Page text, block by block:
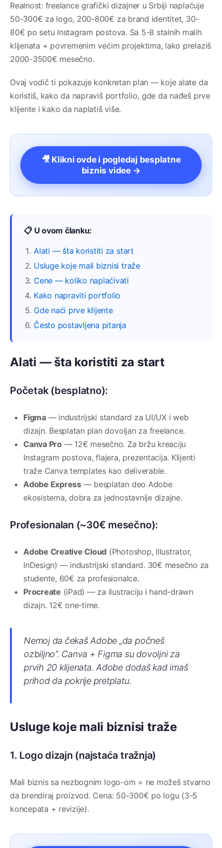
Realnost: freelance grafički dizajner u Srbiji naplaćuje
50-300€ za logo, 200-800€ za brand identitet, 30-
80€ po setu Instagram postova. Sa 5-8 stalnih malih
klijenata + povremenim većim projektima, lako prelaziš
2000-3500€ mesečno.
Ovaj vodič ti pokazuje konkretan plan — koje alate da
koristiš, kako da napraviš portfolio, gde da nađeš prve
klijente i kako da naplatiš više.
🎥 Klikni ovde i pogledaj besplatne
biznis videe →
📋 U ovom članku:
Alati — šta koristiti za start
Usluge koje mali biznisi traže
Cene — koliko naplaćivati
Kako napraviti portfolio
Gde naći prve klijente
Često postavljena pitanja
Alati — šta koristiti za start
Početak (besplatno):
Figma— industrijski standard za UI/UX i web
dizajn. Besplatan plan dovoljan za freelance.
Canva Pro — 12€ mesečno. Za bržu kreaciju
Instagram postova, flajera, prezentacija. Klijenti
traže Canva templates kao deliverable.
Adobe Express— besplatan deo Adobe
ekosistema, dobra za jednostavnije dizajne.
Profesionalan (~30€ mesečno):
Adobe Creative Cloud (Photoshop, Illustrator,
InDesign) — industrijski standard. 30€ mesečno za
studente, 60€ za profesionalce.
Procreate (iPad) — za ilustraciju i hand-drawn
dizajn. 12€ one-time.
Nemoj da čekaš Adobe „da počneš
ozbiljno”. Canva + Figma su dovoljni za
prvih 20 klijenata. Adobe dodaš kad imaš
prihod da pokrije pretplatu.
Usluge koje mali biznisi traže
1. Logo dizajn (najstaća tražnja)
Mali biznis sa nezbognim logo-om = ne možeš stvarno
da brendiraj proizvod. Cena: 50-300€ po logu (3-5
koncepata + revizije).